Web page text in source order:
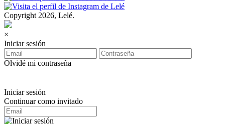
Copyright 2026, Lelé.
×
Iniciar sesión
Olvidé mi contraseña
Iniciar sesión
Continuar como invitado